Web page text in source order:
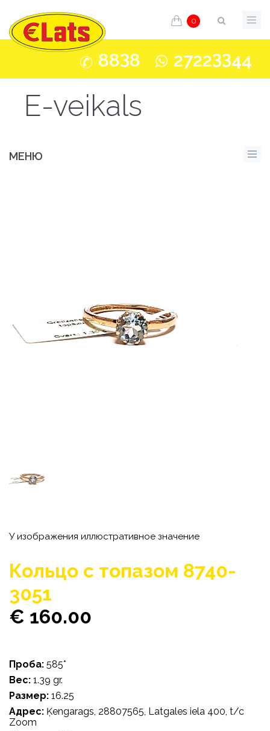
0
8838 27223344
E-veikals
МЕНЮ
У изображения иллюстративное значение
Кольцо с топазом 8740-
3051
€ 160.00
Проба: 585*
Bес: 1.39 gr.
Pазмер: 16.25
Адрес: Ķengarags, 28807565, Latgales iela 400, t/c
Zoom